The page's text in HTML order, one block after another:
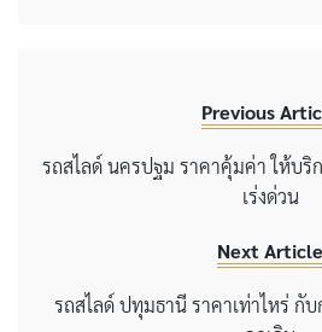
Previous
รถสไลด์ นครปฐม ราคาคุ้มค่า ให้บริ
เร่งด่วน
Next Article
รถสไลด์ ปทุมธานี ราคาเท่าไหร่ กับ